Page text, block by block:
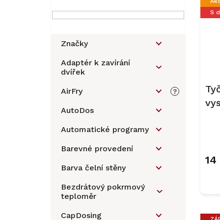
a
n
Značky
Adaptér k zavírání
dvířek
AirFry ?
AutoDos
Automatické programy
Barevné provedení
Barva čelní stěny
Bezdrátový pokrmový
teploměr
CapDosing
p
S
je